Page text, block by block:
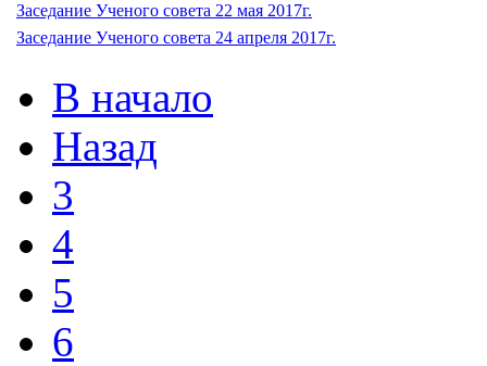
Заседание Ученого совета 22 мая 2017г.
Заседание Ученого совета 24 апреля 2017г.
В начало
Назад
3
4
5
6